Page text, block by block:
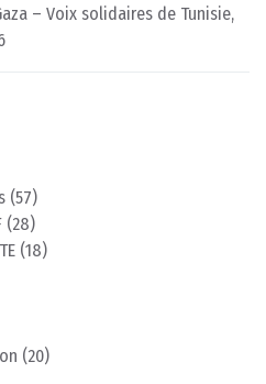
– Voix solidaires de Tunisie,
(57)
(28)
(18)
(20)